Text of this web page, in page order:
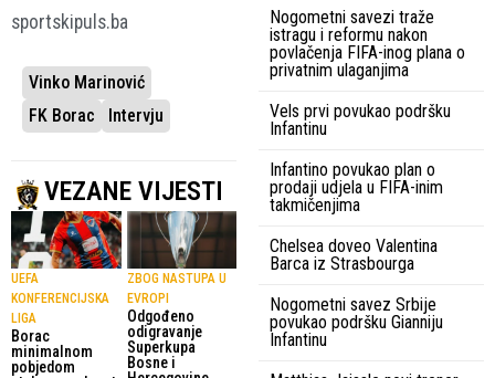
sportskipuls.ba
Vinko Marinović
FK Borac
Intervju
VEZANE VIJESTI
UEFA
KONFERENCIJSKA
LIGA
Borac
minimalnom
pobjedom
ZBOG NASTUPA U
EVROPI
Odgođeno
odigravanje
Superkupa
Bosne i
Nogometni savezi traže
istragu i reformu nakon
povlačenja FIFA-inog plana o
privatnim ulaganjima
Vels prvi povukao podršku
Infantinu
Infantino povukao plan o
prodaji udjela u FIFA-inim
takmičenjima
Chelsea doveo Valentina
Barca iz Strasbourga
Nogometni savez Srbije
povukao podršku Gianniju
Infantinu